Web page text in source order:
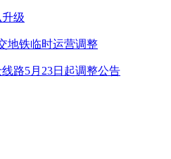
级
地铁临时运营调整
路5月23日起调整公告